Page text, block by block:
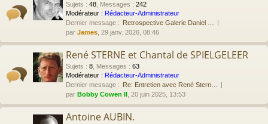
Sujets : 48 Messages : 242
Modérateur : Rédacteur-Administrateur
Dernier message : Retrospective Galerie Daniel …
par James , 29 janv. 2026, 08:46
René STERNE et Chantal de SPIELGELEER
Sujets : 8 Messages : 63
Modérateur : Rédacteur-Administrateur
Dernier message : Re: Entretien avec René Stern…
par Bobby Cowen II , 20 juin 2025, 13:53
Antoine AUBIN.